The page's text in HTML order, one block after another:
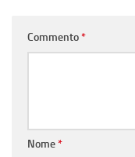
Commento*
Nome*